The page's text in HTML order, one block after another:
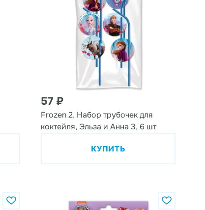
57 ₽
Frozen 2. Набор трубочек для
коктейля, Эльза и Анна 3, 6 шт
КУПИТЬ